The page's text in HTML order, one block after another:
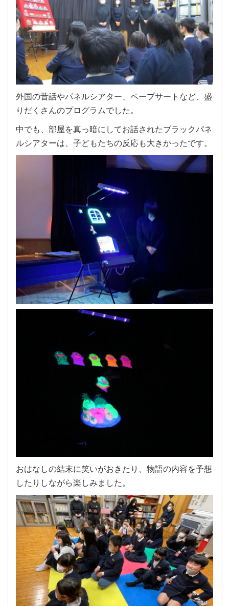
外国の昔話やパネルシアター、ペープサートなど、盛
りだくさんのプログラムでした。
中でも、部屋を真っ暗にしてお話されたブラックパネ
ルシアターは、子どもたちの反応も大きかったです。
おはなしの結末に笑いがおきたり、物語の内容を予想
したりしながら楽しみました。